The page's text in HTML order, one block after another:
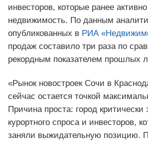
инвесторов, которые ранее
недвижимость. По данным
опубликованных в РИА
продаж составило три раза по
рекордным показателем прошлых
«Рынок новостроек Сочи в
сейчас остается точкой
Причина проста: город критически
курортного спроса и инвесторов,
заняли выжидательную позицию.